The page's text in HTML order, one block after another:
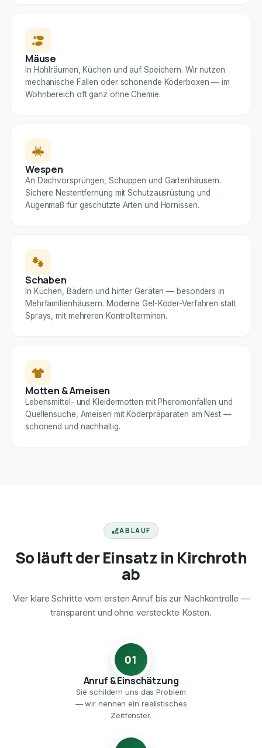
Mäuse
In Hohlräumen, Küchen und auf Speichern. Wir nutzen
mechanische Fallen oder schonende Köderboxen — im
Wohnbereich oft ganz ohne Chemie.
Wespen
An Dachvorsprüngen, Schuppen und Gartenhäusern.
Sichere Nestentfernung mit Schutzausrüstung und
Augenmaß für geschützte Arten und Hornissen.
Schaben
In Küchen, Bädern und hinter Geräten — besonders in
Mehrfamilienhäusern. Moderne Gel-Köder-Verfahren statt
Sprays, mit mehreren Kontrollterminen.
Motten & Ameisen
Lebensmittel- und Kleidermotten mit Pheromonfallen und
Quellensuche, Ameisen mit Köderpräparaten am Nest —
schonend und nachhaltig.
ABLAUF
So läuft der Einsatz in Kirchroth
ab
Vier klare Schritte vom ersten Anruf bis zur Nachkontrolle —
transparent und ohne versteckte Kosten.
01
Anruf & Einschätzung
Sie schildern uns das Problem
— wir nennen ein realistisches
Zeitfenster.